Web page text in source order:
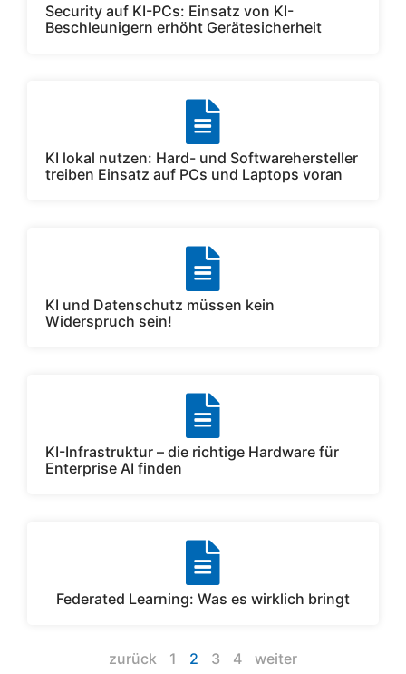
Security auf KI-PCs: Einsatz von KI-
Beschleunigern erhöht Gerätesicherheit
KI lokal nutzen: Hard- und Softwarehersteller
treiben Einsatz auf PCs und Laptops voran
KI und Datenschutz müssen kein
Widerspruch sein!
KI-Infrastruktur – die richtige Hardware für
Enterprise AI finden
Federated Learning: Was es wirklich bringt
zurück 1 2 3 4 weiter